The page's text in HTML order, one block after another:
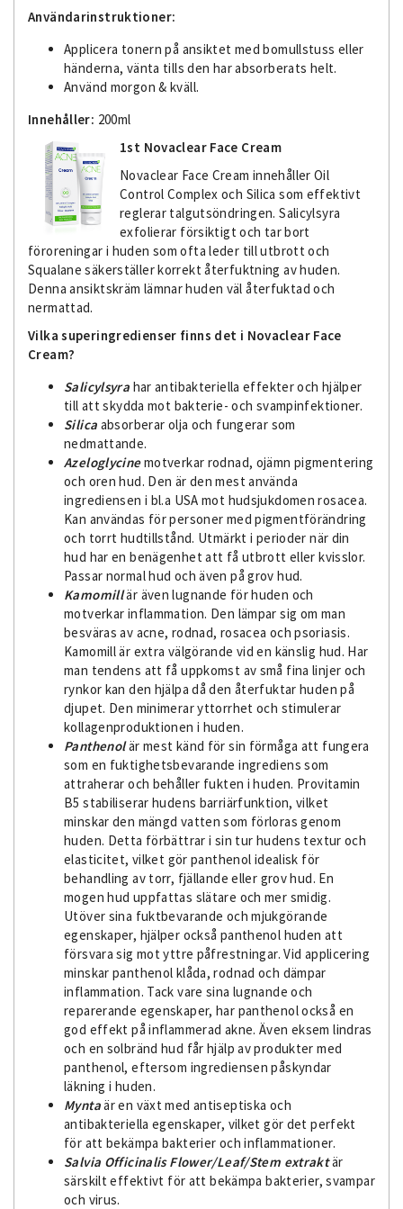
Användarinstruktioner:
Applicera tonern på ansiktet med bomullstuss eller
händerna, vänta tills den har absorberats helt.
Använd morgon & kväll.
Innehåller: 200ml
1st Novaclear Face Cream
Novaclear Face Cream innehåller Oil
Control Complex och Silica som effektivt
reglerar talgutsöndringen. Salicylsyra
exfolierar försiktigt och tar bort
föroreningar i huden som ofta leder till utbrott och
Squalane säkerställer korrekt återfuktning av huden.
Denna ansiktskräm lämnar huden väl återfuktad och
nermattad.
Vilka superingredienser finns det i Novaclear Face
Cream?
Salicylsyra har antibakteriella effekter och hjälper
till att skydda mot bakterie- och svampinfektioner.
Silica absorberar olja och fungerar som
nedmattande.
Azeloglycinemotverkar rodnad, ojämn pigmentering
och oren hud. Den är den mest använda
ingrediensen i bl.a USA mot hudsjukdomen rosacea.
Kan användas för personer med pigmentförändring
och torrt hudtillstånd. Utmärkt i perioder när din
hud har en benägenhet att få utbrott eller kvisslor.
Passar normal hud och även på grov hud.
Kamomillär även lugnande för huden och
motverkar inflammation. Den lämpar sig om man
besväras av acne, rodnad, rosacea och psoriasis.
Kamomill är extra välgörande vid en känslig hud. Har
man tendens att få uppkomst av små fina linjer och
rynkor kan den hjälpa då den återfuktar huden på
djupet. Den minimerar yttorrhet och stimulerar
kollagenproduktionen i huden.
Panthenolär mest känd för sin förmåga att fungera
som en fuktighetsbevarande ingrediens som
attraherar och behåller fukten i huden. Provitamin
B5 stabiliserar hudens barriärfunktion, vilket
minskar den mängd vatten som förloras genom
huden. Detta förbättrar i sin tur hudens textur och
elasticitet, vilket gör panthenol idealisk för
behandling av torr, fjällande eller grov hud. En
mogen hud uppfattas slätare och mer smidig.
Utöver sina fuktbevarande och mjukgörande
egenskaper, hjälper också panthenol huden att
försvara sig mot yttre påfrestningar. Vid applicering
minskar panthenol klåda, rodnad och dämpar
inflammation. Tack vare sina lugnande och
reparerande egenskaper, har panthenol också en
god effekt på inflammerad akne. Även eksem lindras
och en solbränd hud får hjälp av produkter med
panthenol, eftersom ingrediensen påskyndar
läkning i huden.
Myntaär en växt med antiseptiska och
antibakteriella egenskaper, vilket gör det perfekt
för att bekämpa bakterier och inflammationer.
Salvia Officinalis Flower/Leaf/Stem extraktär
särskilt effektivt för att bekämpa bakterier, svampar
och virus.